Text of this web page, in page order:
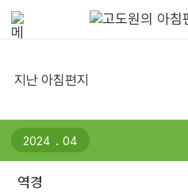
지난 아침편지
.
역경